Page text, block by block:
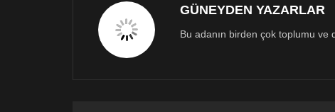
GÜNEYDEN YAZARLAR
Bu adanın birden çok toplumu ve